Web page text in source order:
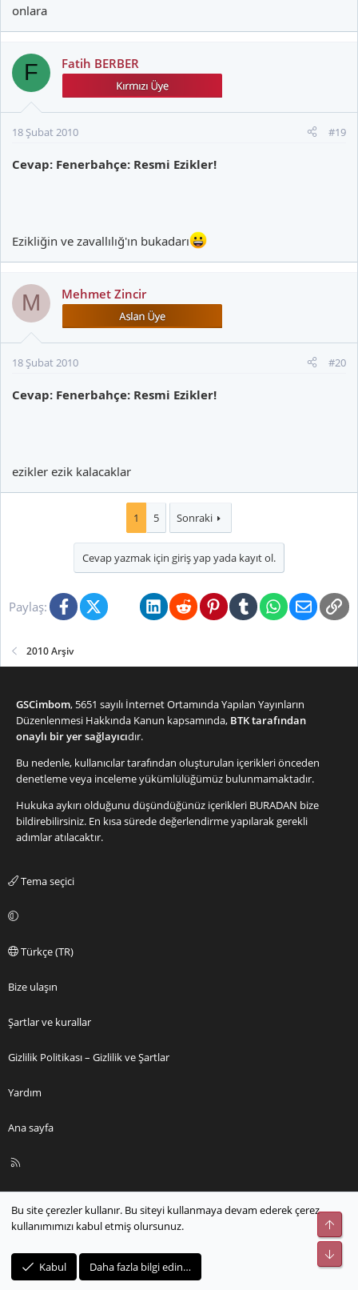
onlara
F Fatih BERBER
18 Şubat 2010 #19
Cevap: Fenerbahçe: Resmi Ezikler!
Ezikliğin ve zavallılığ'ın bukadarı
M Mehmet Zincir
18 Şubat 2010 #20
Cevap: Fenerbahçe: Resmi Ezikler!
ezikler ezik kalacaklar
1 5 Sonraki
Cevap yazmak için giriş yap yada kayıt ol.
Paylaş: FacebookX (Twitter)BlueskyLinkedInRedditPinterestTumblrWhatsApp
E-posta
2010 Arşiv
GSCimbom, 5651 sayılı İnternet Ortamında Yapılan Yayınların
Düzenlenmesi Hakkında Kanun kapsamında, BTK tarafından
onaylı bir yer sağlayıcıdır.
Bu nedenle, kullanıcılar tarafından oluşturulan içerikleri önceden
denetleme veya inceleme yükümlülüğümüz bulunmamaktadır.
Hukuka aykırı olduğunu düşündüğünüz içerikleri BURADAN bize
bildirebilirsiniz. En kısa sürede değerlendirme yapılarak gerekli
adımlar atılacaktır.
Tema seçici
Türkçe (TR)
Bize ulaşın
Şartlar ve kurallar
Gizlilik Politikası – Gizlilik ve Şartlar
Yardım
Ana sayfa
R
S
Bu site çerezler kullanır. Bu siteyi kullanmaya devam ederek çerez
kullanımımızı kabul etmiş olursunuz.
Kabul Daha fazla bilgi edin…